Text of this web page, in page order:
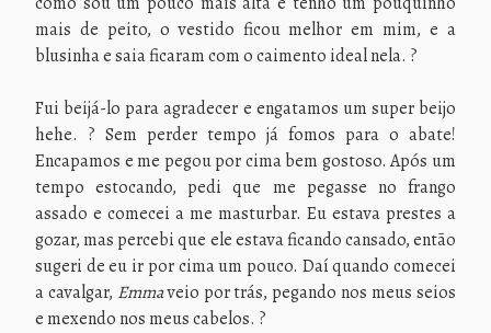
mais de peito, o vestido ficou melhor em mim, e a
blusinha e saia ficaram com o caimento ideal nela. ?
Fui beijá-lo para agradecer e engatamos um super beijo
hehe. ? Sem perder tempo já fomos para o abate!
Encapamos e me pegou por cima bem gostoso. Após um
tempo estocando, pedi que me pegasse no frango
assado e comecei a me masturbar. Eu estava prestes a
gozar, mas percebi que ele estava ficando cansado, então
sugeri de eu ir por cima um pouco. Daí quando comecei
a cavalgar, Emmaveio por trás, pegando nos meus seios
e mexendo nos meus cabelos. ?